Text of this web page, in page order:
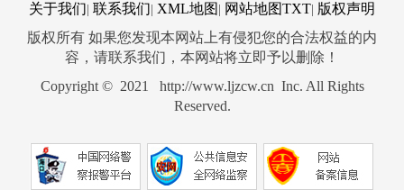
关于我们 联系我们 XML地图 网站地图TXT 版权声明
版权所有 如果您发现本网站上有侵犯您的合法权益的内
容，请联系我们，本网站将立即予以删除！
Copyright © 2021 http://www.ljzcw.cn Inc. All Rights
Reserved.